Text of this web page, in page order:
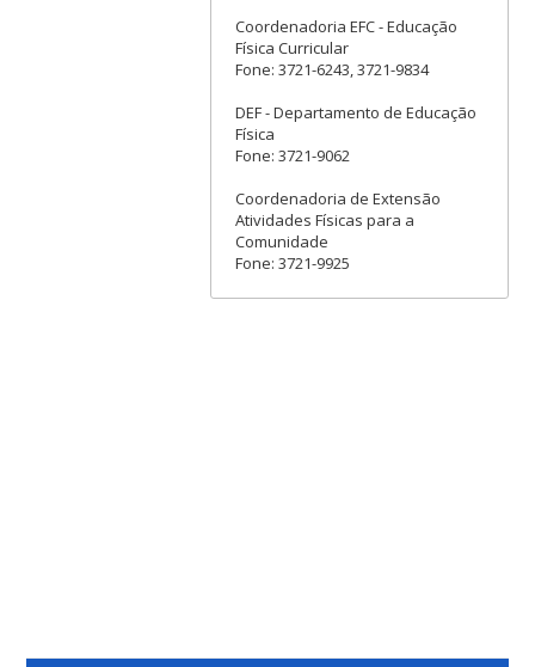
Coordenadoria EFC - Educação
Física Curricular
Fone: 3721-6243, 3721-9834
DEF - Departamento de Educação
Física
Fone: 3721-9062
Coordenadoria de Extensão
Atividades Físicas para a
Comunidade
Fone: 3721-9925